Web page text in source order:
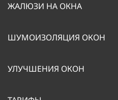
ЖАЛЮЗИ НА ОКНА
ШУМОИЗОЛЯЦИЯ ОКОН
УЛУЧШЕНИЯ ОКОН